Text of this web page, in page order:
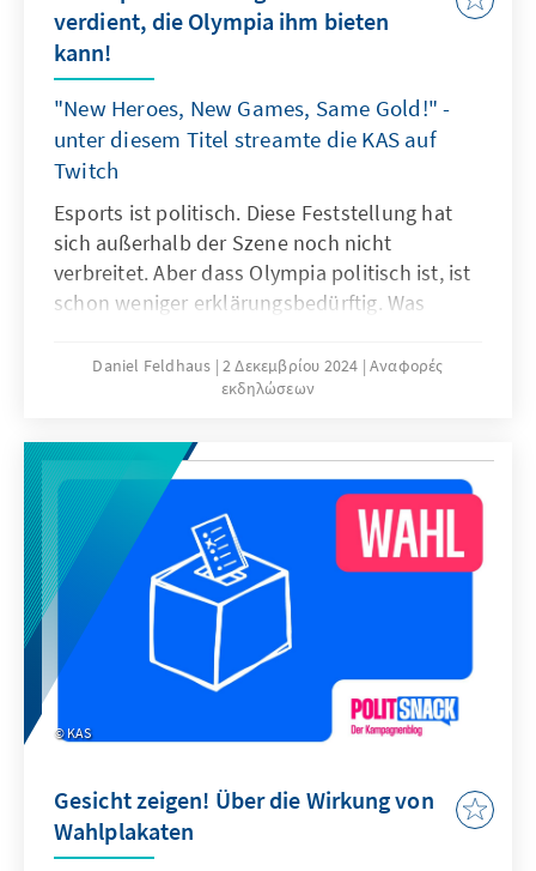
verdient, die Olympia ihm bieten
kann!
"New Heroes, New Games, Same Gold!" -
unter diesem Titel streamte die KAS auf
Twitch
Esports ist politisch. Diese Feststellung hat
sich außerhalb der Szene noch nicht
verbreitet. Aber dass Olympia politisch ist, ist
schon weniger erklärungsbedürftig. Was
haben? Esport wird 2025 olympisch und
damit gab es auch für die Konrad-Adenauer-
diskutieren.
Daniel Feldhaus 2 Δεκεμβρίου 2024 Αναφορές
εκδηλώσεων
KAS
Gesicht zeigen! Über die Wirkung von
Wahlplakaten